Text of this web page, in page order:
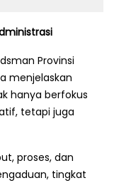
Provinsi
menjelaskan
hanya berfokus
tetapi juga
proses, dan
tingkat